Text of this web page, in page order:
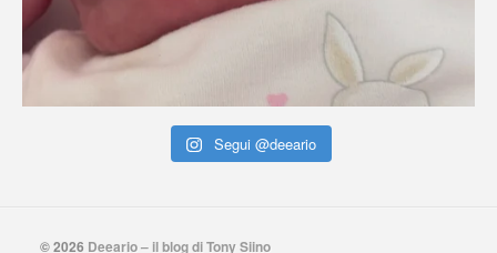
Segui @deeario
© 2026 Deeario – il blog di Tony Siino